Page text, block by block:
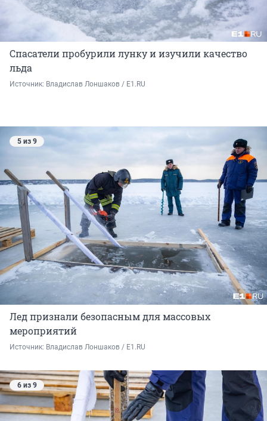
Спасатели пробурили лунку и изучили качество
льда
Источник: Владислав Лоншаков / E1.RU
5 из 9
Лед признали безопасным для массовых
мероприятий
Источник: Владислав Лоншаков / E1.RU
6 из 9